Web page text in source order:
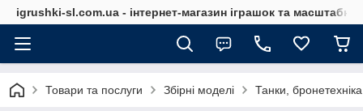
igrushki-sl.com.ua - інтернет-магазин іграшок та
Товари та послуги Збірні моделі Танки,